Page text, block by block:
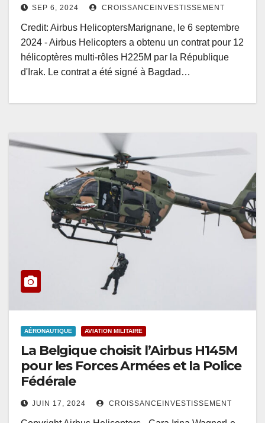
SEP 6, 2024 CROISSANCEINVESTISSEMENT
Credit: Airbus HelicoptersMarignane, le 6 septembre
2024 - Airbus Helicopters a obtenu un contrat pour 12
hélicoptères multi-rôles H225M par la République
d'Irak. Le contrat a été signé à Bagdad…
AÉRONAUTIQUE AVIATION MILITAIRE
La Belgique choisit l’Airbus H145M
pour les Forces Armées et la Police
Fédérale
JUIN 17, 2024 CROISSANCEINVESTISSEMENT